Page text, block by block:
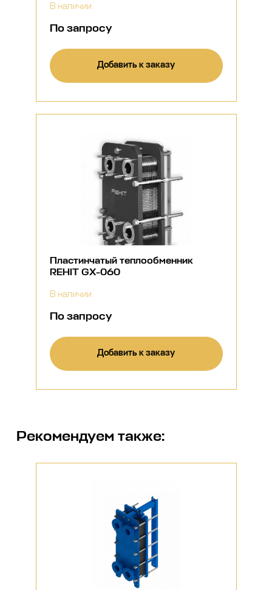
В наличии
По запросу
Добавить к заказу
Пластинчатый теплообменник
REHIT GX-060
В наличии
По запросу
Добавить к заказу
Рекомендуем также: